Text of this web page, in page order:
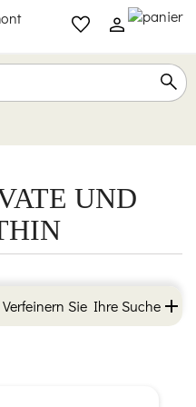
UND
Verfeinern Sie Ihre Suche